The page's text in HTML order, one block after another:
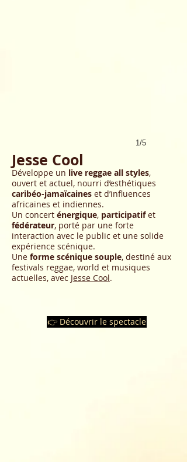
1/5
Jesse Cool
Développe un live reggae all styles,
ouvert et actuel, nourri d’esthétiques
caribéo-jamaïcaines et d’influences
africaines et indiennes.
Un concert énergique, participatifet
fédérateur, porté par une forte
interaction avec le public et une solide
expérience scénique.
Une forme scénique souple, destiné aux
festivals reggae, world et musiques
actuelles, avec Jesse Cool.
👉 Découvrir le spectacle